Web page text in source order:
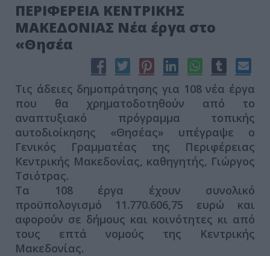
ΠΕΡΙΦΕΡΕΙΑ ΚΕΝΤΡΙΚΗΣ
ΜΑΚΕΔΟΝΙΑΣ Νέα έργα στο
«Θησέα
Τις άδειες δημοπράτησης για 108 νέα έργα
που θα χρηματοδοτηθούν από το
αναπτυξιακό πρόγραμμα τοπικής
αυτοδιοίκησης «Θησέας» υπέγραψε ο
Γενικός Γραμματέας της Περιφέρειας
Κεντρικής Μακεδονίας, καθηγητής, Γιώργος
Τσιότρας.
Τα 108 έργα έχουν συνολικό
προϋπολογισμό 11.770.606,75 ευρώ και
αφορούν σε δήμους και κοινότητες κι από
τους επτά νομούς της Κεντρικής
Μακεδονίας.